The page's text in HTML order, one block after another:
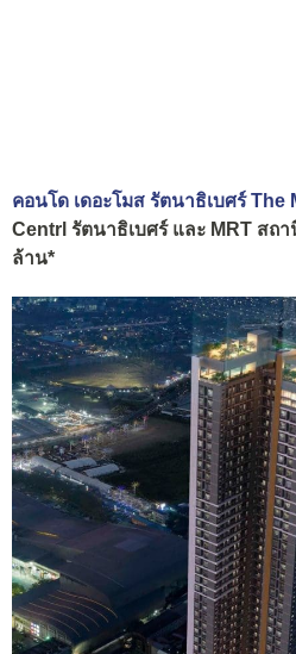
คอนโด เดอะโมส รัตนาธิเบศร์
Centrl รัตนาธิเบศร์ และ MRT สถา
ล้าน*